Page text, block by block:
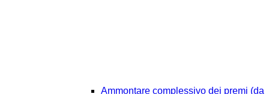
Ammontare complessivo dei premi (da